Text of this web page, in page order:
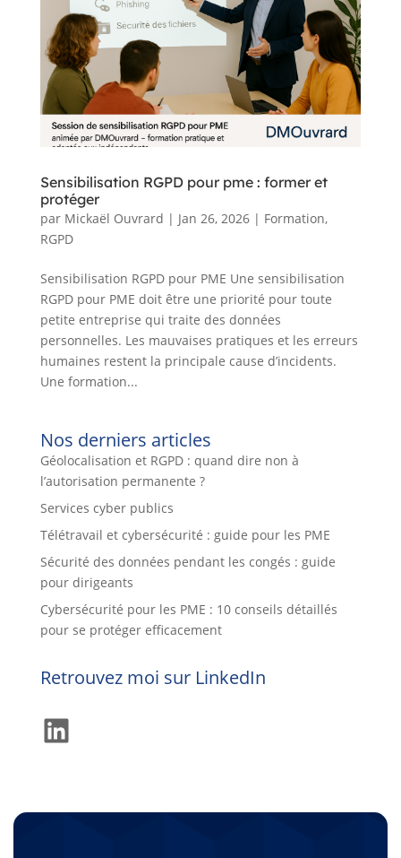
Sensibilisation RGPD pour pme : former et
protéger
par Mickaël Ouvrard | Jan 26, 2026| Formation,
RGPD
Sensibilisation RGPD pour PME Une sensibilisation
RGPD pour PME doit être une priorité pour toute
petite entreprise qui traite des données
personnelles. Les mauvaises pratiques et les erreurs
humaines restent la principale cause d’incidents.
Une formation...
Nos derniers articles
Géolocalisation et RGPD : quand dire non à
l’autorisation permanente ?
Services cyber publics
Télétravail et cybersécurité : guide pour les PME
Sécurité des données pendant les congés : guide
pour dirigeants
Cybersécurité pour les PME : 10 conseils détaillés
pour se protéger efficacement
Retrouvez moi sur LinkedIn
LinkedIn